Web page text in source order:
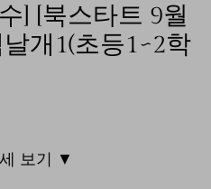
] [북스타트 9월
개1(초등1~2학
보기 ▼